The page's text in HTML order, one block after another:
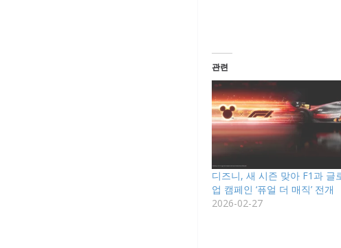
관련
디즈니, 새 시즌 맞아 F1과 글
업 캠페인 ‘퓨얼 더 매직’ 전개
2026-02-27